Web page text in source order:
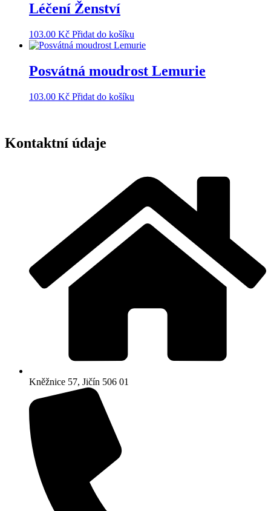
Léčení Ženství
103.00 Kč Přidat do košíku
Posvátná moudrost Lemurie
103.00 Kč Přidat do košíku
Kontaktní údaje
Kněžnice 57, Jičín 506 01